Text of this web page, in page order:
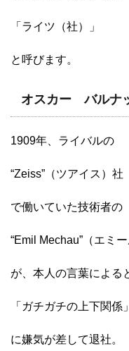
「ライツ（社）」
と呼びます。
オスカー バルナ
1909年、ライバルの
“Zeiss”（ツアイス）社
で働いていた技術者の
“Emil Mechau”（エミ
が、本人の言葉による
「ガチガチの上下関係」
に嫌気が差して退社。